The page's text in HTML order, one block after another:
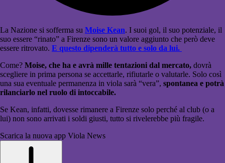
La Nazione si sofferma su Moise Kean. I suoi gol, il suo potenziale, il
suo essere “rinato” a Firenze sono un valore aggiunto che però deve
essere ritrovato. E questo dipenderà tutto e solo da lui.
Come? Moise, che ha e avrà mille tentazioni dal mercato, dovrà
scegliere in prima persona se accettarle, rifiutarle o valutarle. Solo così
una sua eventuale permanenza in viola sarà “vera”, spontanea e potrà
rilanciarlo nel ruolo di intoccabile.
Se Kean, infatti, dovesse rimanere a Firenze solo perché al club (o a
lui) non sono arrivati i soldi giusti, tutto si rivelerebbe più fragile.
Scarica la nuova app Viola News